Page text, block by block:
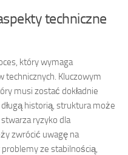
techniczne
który wymaga
technicznych. Kluczowym
musi zostać dokładnie
historią, struktura może
stwarza ryzyko dla
zwrócić uwagę na
ze stabilnością,